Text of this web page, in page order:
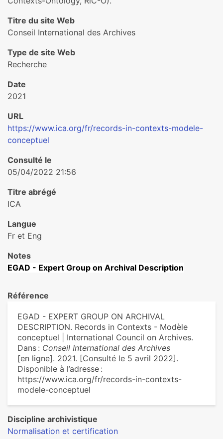
Titre du site Web
Conseil International des Archives
Type de site Web
Recherche
Date
2021
URL
https://www.ica.org/fr/records-in-contexts-modele-
conceptuel
Consulté le
05/04/2022 21:56
Titre abrégé
ICA
Langue
Fr et Eng
Notes
EGAD - Expert Group on Archival Description
Référence
EGAD - EXPERT GROUP ON ARCHIVAL
DESCRIPTION. Records in Contexts - Modèle
conceptuel | International Council on Archives.
Dans : Conseil International des Archives
[en ligne]. 2021. [Consulté le 5 avril 2022].
Disponible à l’adresse :
https://www.ica.org/fr/records-in-contexts-
modele-conceptuel
Discipline archivistique
Normalisation et certification